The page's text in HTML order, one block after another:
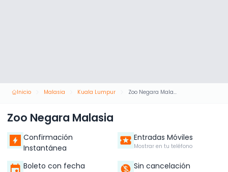
Inicio Malasia Kuala Lumpur Zoo Negara Malasia
Zoo Negara Malasia
Confirmación
Instantánea
Entradas Móviles
Mostrar en tu teléfono
Boleto con fecha Sin cancelación